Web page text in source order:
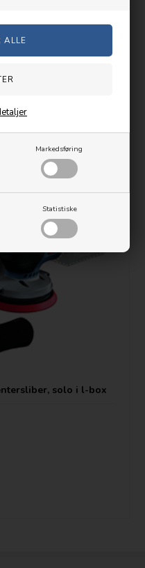
Markedsføring
Statistiske
solo i l-box